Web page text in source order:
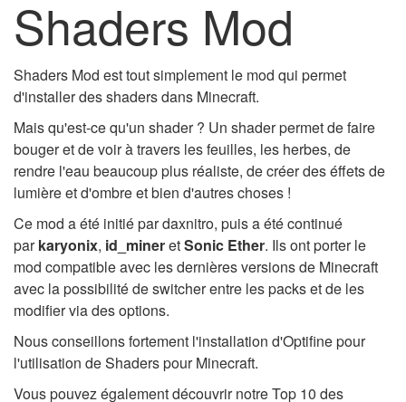
Shaders Mod
Shaders Mod est tout simplement le mod qui permet
d'installer des shaders dans Minecraft.
Mais qu'est-ce qu'un shader ? Un shader permet de faire
bouger et de voir à travers les feuilles, les herbes, de
rendre l'eau beaucoup plus réaliste, de créer des éffets de
lumière et d'ombre et bien d'autres choses !
Ce mod a été initié par daxnitro, puis a été continué
parkaryonix, id_mineretSonic Ether. Ils ont porter le
mod compatible avec les dernières versions de Minecraft
avec la possibilité de switcher entre les packs et de les
modifier via des options.
Nous conseillons fortement l'installation d'Optifine pour
l'utilisation de Shaders pour Minecraft.
Vous pouvez également découvrir notre Top 10 des